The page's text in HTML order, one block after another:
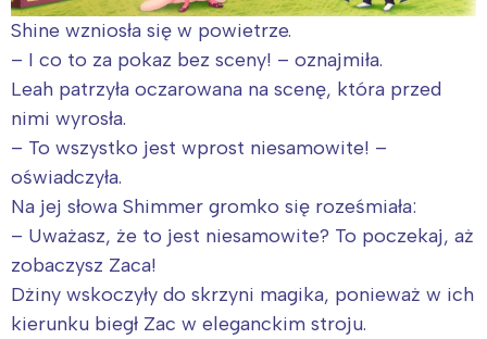
Shine wzniosła się w powietrze.
– I co to za pokaz bez sceny! – oznajmiła.
Leah patrzyła oczarowana na scenę, która przed
nimi wyrosła.
– To wszystko jest wprost niesamowite! –
oświadczyła.
Na jej słowa Shimmer gromko się roześmiała:
– Uważasz, że to jest niesamowite? To poczekaj, aż
zobaczysz Zaca!
Dżiny wskoczyły do skrzyni magika, ponieważ w ich
kierunku biegł Zac w eleganckim stroju.